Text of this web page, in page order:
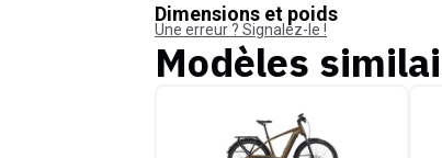
Dimensions et poids
Une erreur ? Signalez-le !
Modèles
Giant Explore E+